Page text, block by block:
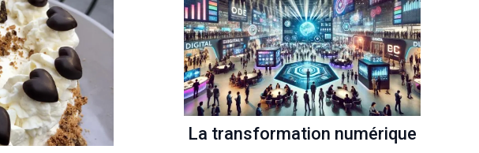
La transformation numérique